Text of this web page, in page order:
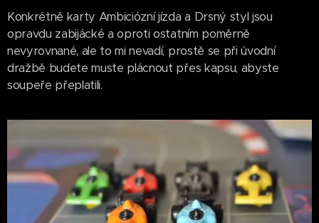
Konkrétně karty Ambiciózní jízda a Drsný styl jsou
opravdu zabijácké a oproti ostatním poměrně
nevyrovnané, ale to mi nevadí, prostě se při úvodní
dražbě budete muste plácnout přes kapsu, abyste
soupeře přeplatili.